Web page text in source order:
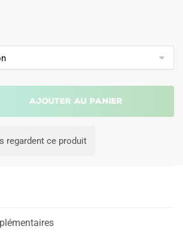
:
Ajouter au panier
regardent ce produit